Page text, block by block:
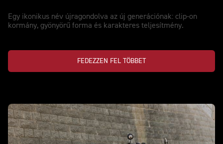
Egy ikonikus név újragondolva az új generációnak: clip-on
kormány, gyönyörű forma és karakteres teljesítmény.
FEDEZZEN FEL TÖBBET